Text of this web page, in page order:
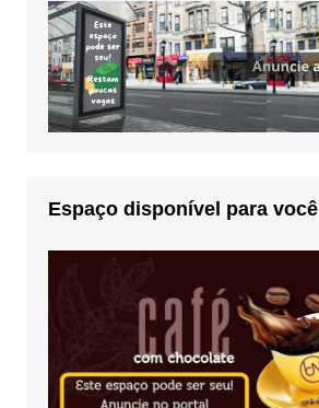
Espaço disponível para você